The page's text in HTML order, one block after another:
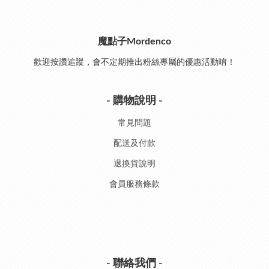
魔點子Mordenco
歡迎按讚追蹤，會不定期推出粉絲專屬的優惠活動唷！
- 購物說明 -
常見問題
配送及付款
退換貨說明
會員服務條款
- 聯絡我們 -